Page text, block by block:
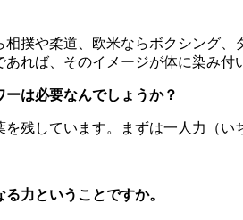
撲や柔道、欧米ならボクシング
れば、そのイメージが体に染み付
は必要なんでしょうか？
残しています。まずは一人力（
力ということですか。